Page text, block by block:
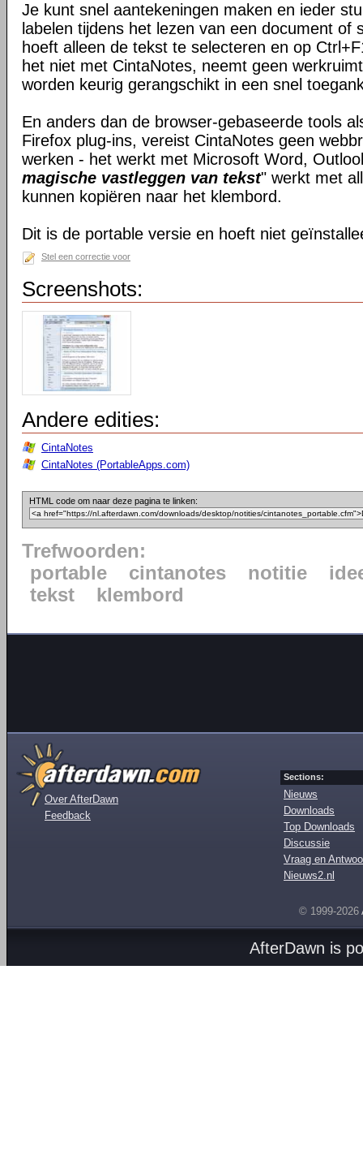
Je kunt snel aantekeningen maken en ieder
labelen tijdens het lezen van een document of
hoeft alleen de tekst te selecteren en op
het niet met CintaNotes, neemt geen
worden keurig gerangschikt in een snel
En anders dan de browser-gebaseerde tools
Firefox plug-ins, vereist CintaNotes geen
werken - het werkt met Microsoft Word,
magische vastleggen van tekst" werkt met
kunnen kopiëren naar het klembord.
Dit is de portable versie en hoeft niet
Stel een correctie voor
Screenshots:
Andere edities:
CintaNotes
CintaNotes (PortableApps.com)
HTML code om naar deze pagina te linken:
Trefwoorden:
portable
cintanotes notitie
tekst
klembord
Over AfterDawn
Feedback
Sections:
Nieuws
Downloads
Top Downloads
Discussie
Vraag en
Nieuws2.nl
© 1999-2026
AfterDawn is